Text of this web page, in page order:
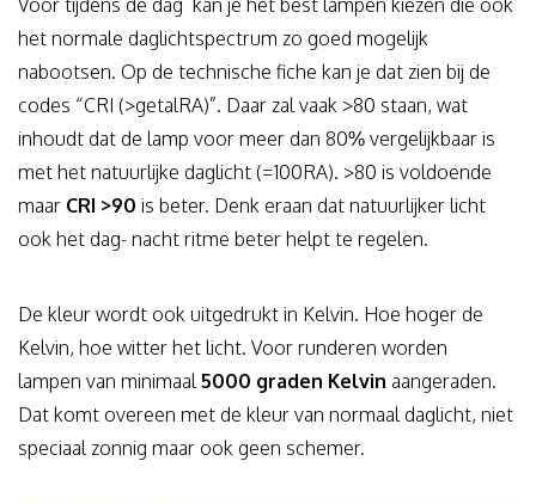
Voor tijdens de dag kan je het best lampen kiezen die ook
het normale daglichtspectrum zo goed mogelijk
nabootsen. Op de technische fiche kan je dat zien bij de
codes “CRI (>getalRA)”. Daar zal vaak >80 staan, wat
inhoudt dat de lamp voor meer dan 80% vergelijkbaar is
met het natuurlijke daglicht (=100RA). >80 is voldoende
maar CRI >90 is beter. Denk eraan dat natuurlijker licht
ook het dag- nacht ritme beter helpt te regelen.
De kleur wordt ook uitgedrukt in Kelvin. Hoe hoger de
Kelvin, hoe witter het licht. Voor runderen worden
lampen van minimaal5000 graden Kelvin aangeraden.
Dat komt overeen met de kleur van normaal daglicht, niet
speciaal zonnig maar ook geen schemer.